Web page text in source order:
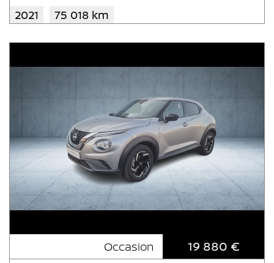
2021
75 018 km
Occasion 19 880 €